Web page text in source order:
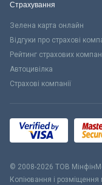
Страхування
Зелена карта онлайн
Відгуки про страхові
Рейтинг страхових
Автоцивілка
Страхові компанії
© 2008-2026 ТОВ
Копіювання і розміщення